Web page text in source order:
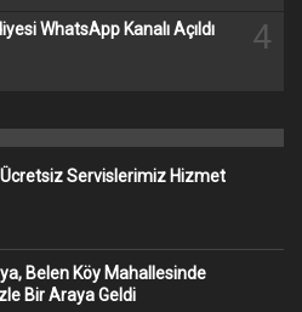
WhatsApp Kanalı Açıldı 4
Ücretsiz Servislerimiz Hizmet
Belen Köy Mahallesinde
Bir Araya Geldi